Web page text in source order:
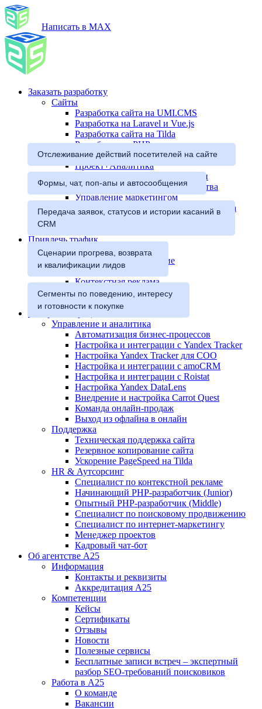
Написать в MAX
Заказать разработку
Сайты
Разработка сайта на UMI.CMS
Разработка на Laravel и Vue.js
Разработка сайта на Tilda
Разработка на PHP
Комплексные решения
Проект+Аналитика
Настройка процессов разработки
Настройка процессов производства
Управление маркетингом
Повышение эффективности маркетинга
Разработка продукта за 3 месяца
Привлечь трафик
SEO
Поисковое продвижение
PPC
Контекстная реклама
Лидген
Лидогенерация в Телеграм
Настроить процессы
Управление и аналитика
Автоматизация бизнес-процессов
Настройка и интеграции с Yandex Tracker
Настройка Yandex Tracker для СОО
Настройка и интеграции с amoCRM
Настройка и интеграции с Roistat
Настройка Yandex DataLens
Внедрение и настройка Carrot Quest
Команда онлайн-продаж
Выход из офлайна в онлайн
Поддержка
Техническая поддержка сайта
Резервное копирование сайта
Ускорение PageSpeed на Tilda
HR & Аутсорсинг
Специалист по контекстной рекламе
Начинающий PHP-разработчик (Junior)
Опытный PHP-разработчик (Middle)
Специалист по поисковому продвижению
Специалист по интернет-маркетингу
Менеджер проектов
Кадровый чат-бот
Об агентстве А25
Информация
Контакты и реквизиты
Аккредитация А25
Компетенции
Кейсы
Сертификаты
Отзывы
Новости
Полезные сервисы
Бесплатные записи встреч – экспертный
разбор SEO-требований поисковиков
Работа в А25
О команде
Вакансии
Отслеживание действий посетителей на сайте
Формы, чат, поп-апы и автосообщения
Передача заявок, статусов и истории касаний в
CRM
Сценарии прогрева, возврата
и квалификации лидов
Сегменты по поведению, интересу
и готовности к покупке